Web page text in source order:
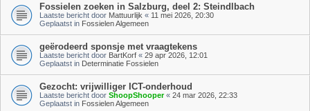
Fossielen zoeken in Salzburg, deel 2: Steindlbach
Laatste bericht door Mattuurlijk « 11 mei 2026, 20:30
Geplaatst in Fossielen Algemeen
geërodeerd sponsje met vraagtekens
Laatste bericht door BartKorf « 29 apr 2026, 12:01
Geplaatst in Determinatie Fossielen
Gezocht: vrijwilliger ICT-onderhoud
Laatste bericht door ShoopShooper« 24 mar 2026, 22:33
Geplaatst in Fossielen Algemeen